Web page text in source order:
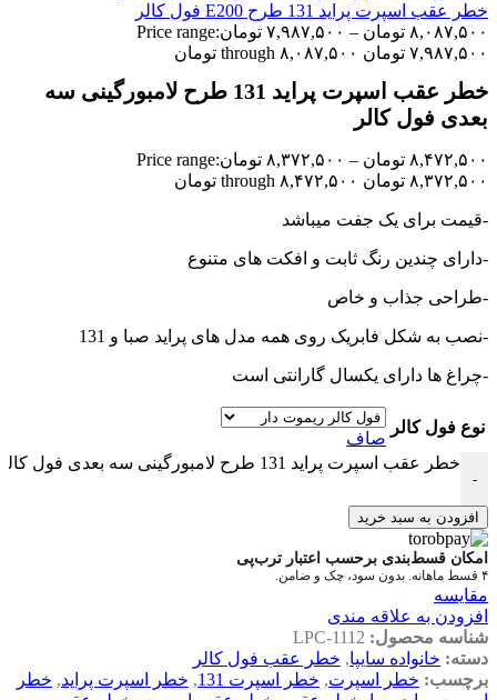
خطر عقب اسپرت پراید 131 طرح E200 فول کالر
۸,۰۸۷,۵۰۰ تومان – ۷,۹۸۷,۵۰۰ تومانPrice range:
۷,۹۸۷,۵۰۰ تومان through ۸,۰۸۷,۵۰۰ تومان
خطر عقب اسپرت پراید 131 طرح لامبورگینی سه
بعدی فول کالر
۸,۴۷۲,۵۰۰ تومان – ۸,۳۷۲,۵۰۰ تومانPrice range:
۸,۳۷۲,۵۰۰ تومان through ۸,۴۷۲,۵۰۰ تومان
-قیمت برای یک جفت میباشد
-دارای چندین رنگ ثابت و افکت های متنوع
-طراحی جذاب و خاص
-نصب به شکل فابریک روی همه مدل های پراید صبا و 131
-چراغ ها دارای یکسال گارانتی است
نوع فول کالر
صاف
-
خطر عقب اسپرت پراید 131 طرح لامبورگینی سه بعدی فول کالر عدد
افزودن به سبد خرید
امکان قسط‌بندی برحسب اعتبار ترب‌پی
۴ قسط ماهانه. بدون سود، چک و ضامن.
مقایسه
افزودن به علاقه مندی
شناسه محصول: LPC-1112
دسته: خانواده سایپا, خطر عقب فول کالر
برچسب: خطر اسپرت, خطر اسپرت 131 , خطر اسپرت پراید, خطر